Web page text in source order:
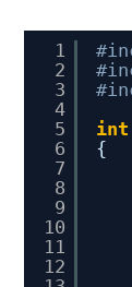
1
2
3
4
5
6
7
8
9
10
11
12
int
{